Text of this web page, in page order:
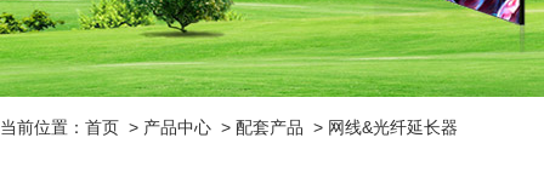
当前位置： 首页 > 产品中心 > 配套产品 > 网线&光纤延长器